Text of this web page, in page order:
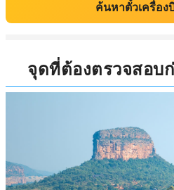
ค้นหาตั๋วเครื่อ
จุดที่ต้องตรวจสอบ